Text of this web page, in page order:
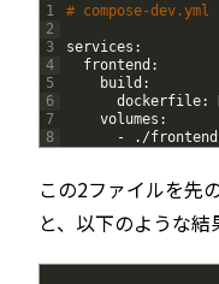
1
2
3
4
5
6
7
8
# compose-dev.yml
services :
frontend :
build :
dockerfile:
volumes :
-
. /frontend
この2ファイルを先
と、以下のような結